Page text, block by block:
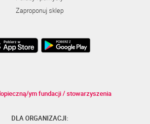
Zaproponuj sklep
ym fundacji / stowarzyszenia
DLA ORGANIZACJI: